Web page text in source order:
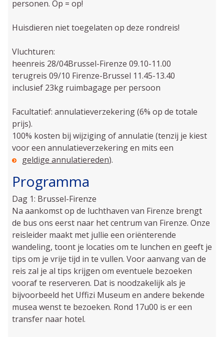
personen. Op = op!
Huisdieren niet toegelaten op deze rondreis!
Vluchturen:
heenreis 28/04Brussel-Firenze 09.10-11.00
terugreis 09/10 Firenze-Brussel 11.45-13.40
inclusief 23kg ruimbagage per persoon
Facultatief: annulatieverzekering (6% op de totale
prijs).
100% kosten bij wijziging of annulatie (tenzij je kiest
voor een annulatieverzekering en mits een
geldige annulatiereden).
Programma
Dag 1: Brussel-Firenze
Na aankomst op de luchthaven van Firenze brengt
de bus ons eerst naar het centrum van Firenze. Onze
reisleider maakt met jullie een oriënterende
wandeling, toont je locaties om te lunchen en geeft je
tips om je vrije tijd in te vullen. Voor aanvang van de
reis zal je al tips krijgen om eventuele bezoeken
vooraf te reserveren. Dat is noodzakelijk als je
bijvoorbeeld het Uffizi Museum en andere bekende
musea wenst te bezoeken. Rond 17u00 is er een
transfer naar hotel.